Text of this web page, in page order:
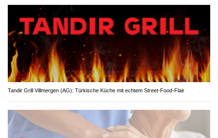
Tandir Grill Villmergen (AG): Türkische Küche mit echtem Street-Food-Flair